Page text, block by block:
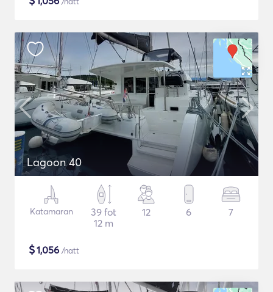
Lagoon 40
Katamaran
39 fot
12 m
12 6 7
$1,056 /natt